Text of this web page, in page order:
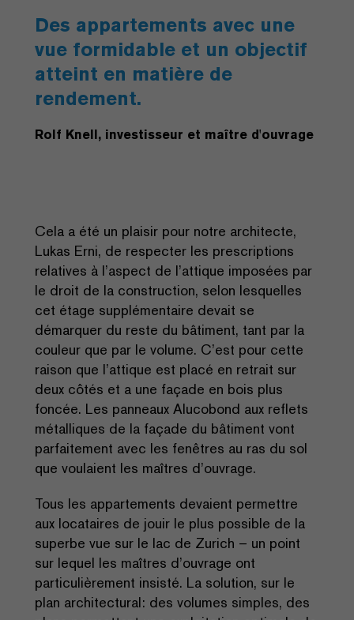
Des appartements avec une
vue formidable et un objectif
atteint en matière de
rendement.
Rolf Knell, investisseur et maître d'ouvrage
Cela a été un plaisir pour notre architecte,
Lukas Erni, de respecter les prescriptions
relatives à l’aspect de l’attique imposées par
le droit de la construction, selon lesquelles
cet étage supplémentaire devait se
démarquer du reste du bâtiment, tant par la
couleur que par le volume. C’est pour cette
raison que l’attique est placé en retrait sur
deux côtés et a une façade en bois plus
foncée. Les panneaux Alucobond aux reflets
métalliques de la façade du bâtiment vont
parfaitement avec les fenêtres au ras du sol
que voulaient les maîtres d’ouvrage.
Tous les appartements devaient permettre
aux locataires de jouir le plus possible de la
superbe vue sur le lac de Zurich – un point
sur lequel les maîtres d’ouvrage ont
particulièrement insisté. La solution, sur le
plan architectural: des volumes simples, des